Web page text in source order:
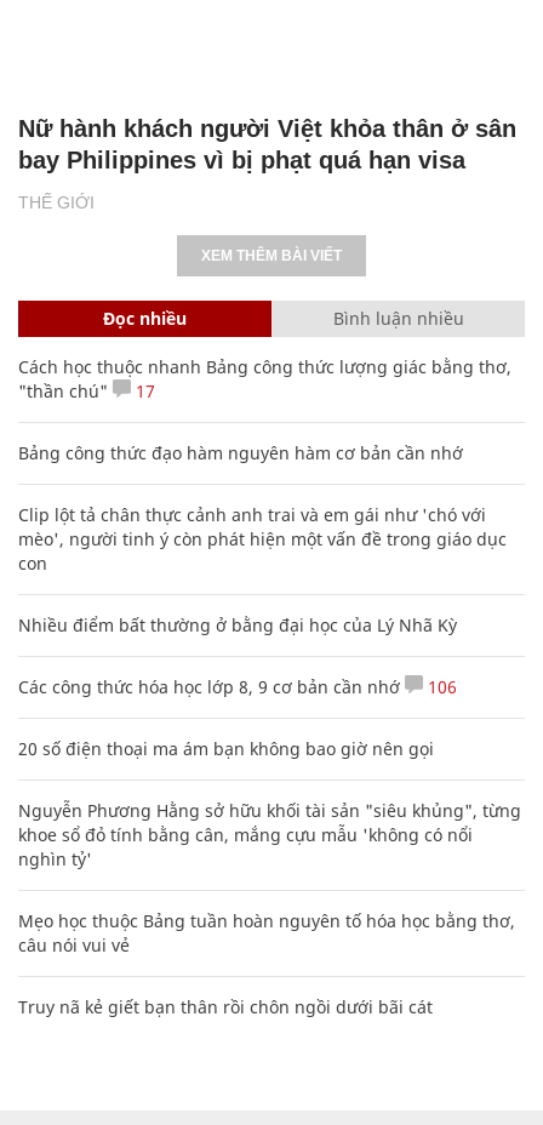
THẾ GIỚI
Nữ hành khách người Việt khỏa thân ở sân
bay Philippines vì bị phạt quá hạn visa
XEM THÊM BÀI VIẾT
Đọc nhiều Bình luận nhiều
Cách học thuộc nhanh Bảng công thức lượng giác bằng thơ,
"thần chú"
17
Bảng công thức đạo hàm nguyên hàm cơ bản cần nhớ
Clip lột tả chân thực cảnh anh trai và em gái như 'chó với
mèo', người tinh ý còn phát hiện một vấn đề trong giáo dục
con
Nhiều điểm bất thường ở bằng đại học của Lý Nhã Kỳ
Các công thức hóa học lớp 8, 9 cơ bản cần nhớ 106
20 số điện thoại ma ám bạn không bao giờ nên gọi
Nguyễn Phương Hằng sở hữu khối tài sản "siêu khủng", từng
khoe sổ đỏ tính bằng cân, mắng cựu mẫu 'không có nổi
nghìn tỷ'
Mẹo học thuộc Bảng tuần hoàn nguyên tố hóa học bằng thơ,
câu nói vui vẻ
Truy nã kẻ giết bạn thân rồi chôn ngồi dưới bãi cát